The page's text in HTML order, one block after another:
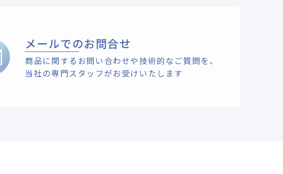
メールでのお問合せ
商品に関するお問い合わせや技術的なご質問を、
当社の専門スタッフがお受けいたします